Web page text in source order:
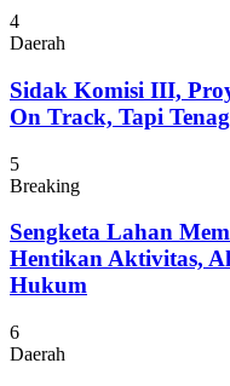
4
Daerah
Sidak Komisi III,
On Track, Tapi
5
Breaking
Sengketa Lahan
Hentikan Aktivitas,
Hukum
6
Daerah